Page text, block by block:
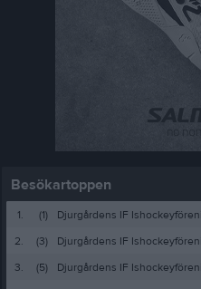
Besökartoppen
1. (1)
Djurgårdens IF
2.
(3)
Djurgårdens IF
3.
(5)
Djurgårdens IF